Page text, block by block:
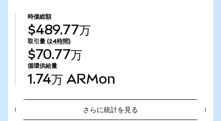
時価総額
$489.77万
取引量 (24時間)
$70.77万
循環供給量
1.74万 ARMon
さらに統計を見る